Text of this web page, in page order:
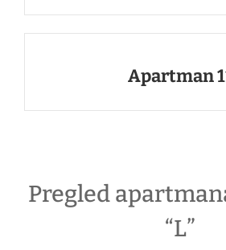
Apartman
Pregled
“L”